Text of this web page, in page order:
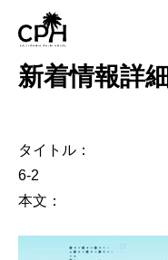
新着情報詳細
タイトル：
6-2
本文：